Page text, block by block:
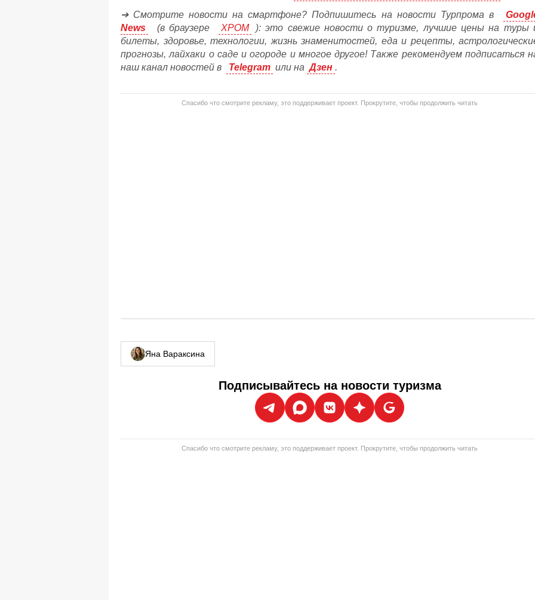
➔ Смотрите новости на смартфоне? Подпишитесь на новости Турпрома в
News
(в браузере ХРОМ
): это свежие новости о туризме, лучшие цены на туры
билеты, здоровье, технологии, жизнь знаменитостей, еда и рецепты,
прогнозы, лайхаки о саде и огороде и многое другое! Также рекомендуем подписаться
наш канал новостей в
Telegram или на Дзен .
Спасибо что смотрите рекламу, это поддерживает проект. Прокрутите, чтобы продолжить читать
Яна Вараксина
Подписывайтесь на новости туризма
Спасибо что смотрите рекламу, это поддерживает проект. Прокрутите, чтобы продолжить читать